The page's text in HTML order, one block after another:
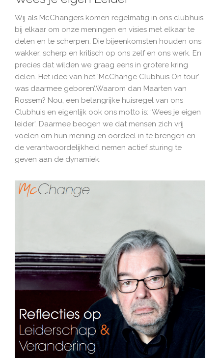
Wij als McChangers komen regelmatig in ons clubhuis
bij elkaar om onze meningen en visies met elkaar te
delen en te scherpen. Die bijeenkomsten houden ons
wakker, scherp en kritisch op ons zelf en ons werk. En
precies dat wilden we graag eens in grotere kring
delen. Het idee van het ‘McChange Clubhuis On tour’
was daarmee geboren’.Waarom dan Maarten van
Rossem? Nou, een belangrijke huisregel van ons
Clubhuis en eigenlijk ook ons motto is: ‘Wees je eigen
leider’. Daarmee beogen we dat mensen zich vrij
voelen om hun mening en oordeel in te brengen en
de verantwoordelijkheid nemen actief sturing te
geven aan de dynamiek.